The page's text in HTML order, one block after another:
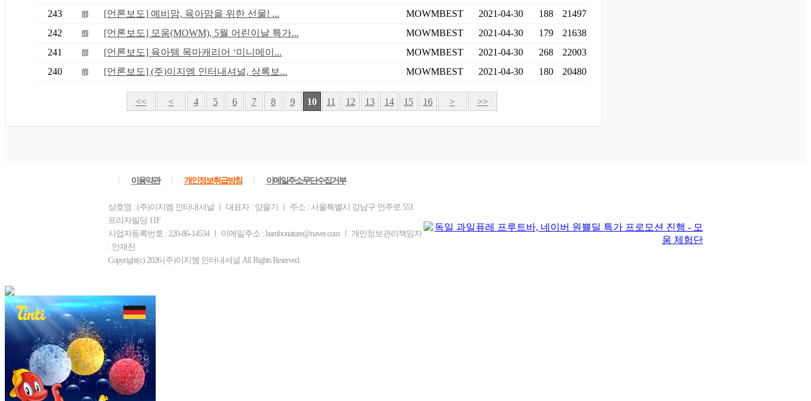
243
[언론보도] 예비맘, 육아맘을 위한 선물! ... MOWMBEST 2021-04-30 188
21497
242
[언론보도] 모움(MOWM), 5월 어린이날 특가... MOWMBEST 2021-04-30 179
21638
241
[언론보도] 육아템 목마캐리어 ‘미니메이... MOWMBEST 2021-04-30 268
22003
240
[언론보도] (주)이지엠 인터내셔널, 상록보... MOWMBEST 2021-04-30 180 20480
<< < 4 5 6 7 8 9 10 11 12 13 14 15 16 > >>
이용약관 개인정보취급방침 이메일주소무단수집거부
상호명 : (주)이지엠 인터내셔널 ㅣ 대표자 : 양을기 ㅣ 주소 : 서울특별시 강남구 언주로 551
프라자빌딩 11F
사업자등록번호 : 220-86-14534 ㅣ 이메일주소 : bambonature@naver.com ㅣ 개인정보관리책임자
: 안재진
Copyright(c) 2026 (주)이지엠 인터내셔널 All Rights Reserved.